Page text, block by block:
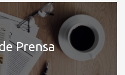
Prensa